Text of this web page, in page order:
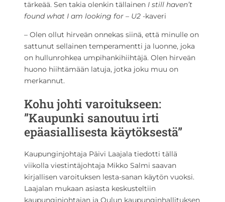
tärkeää. Sen takia olenkin tällainen I still haven’t
found what I am looking for – U2 -kaveri
– Olen ollut hirveän onnekas siinä, että minulle on
sattunut sellainen temperamentti ja luonne, joka
on hullunrohkea umpihankihiihtäjä. Olen hirveän
huono hiihtämään latuja, jotka joku muu on
merkannut.
Kohu johti varoitukseen:
”Kaupunki sanoutuu irti
epäasiallisesta käytöksestä”
Kaupunginjohtaja Päivi Laajala tiedotti tällä
viikolla viestintäjohtaja Mikko Salmi saavan
kirjallisen varoituksen lesta-sanan käytön vuoksi.
Laajalan mukaan asiasta keskusteltiin
kaupunginjohtajan ja Oulun kaupunginhallituksen